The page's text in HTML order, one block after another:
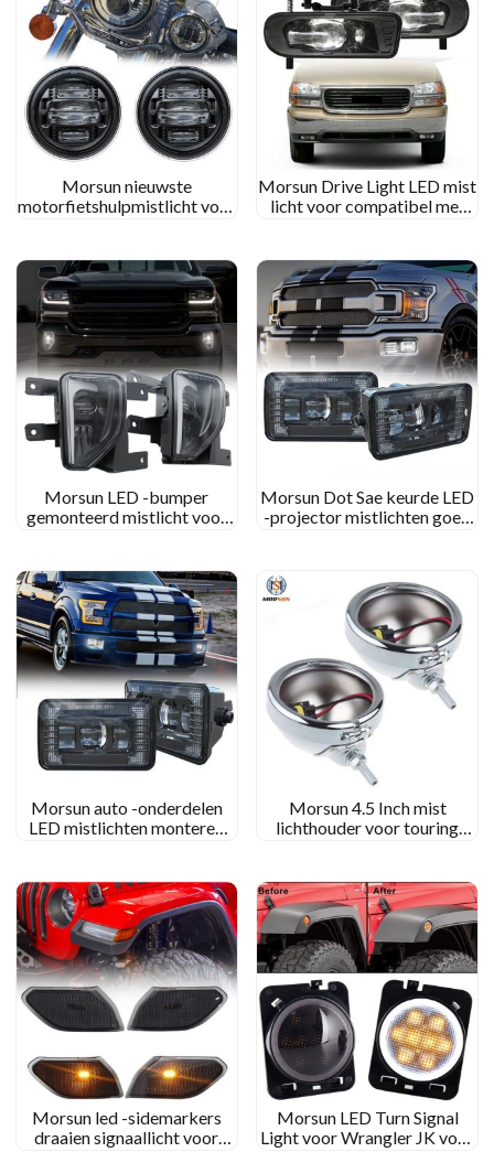
Morsun nieuwste
motorfietshulpmistlicht voor
Morsun Drive Light LED mist
licht voor compatibel met
-up truck
Morsun LED -bumper
gemonteerd mistlicht voor
Kitvervanging
Morsun Dot Sae keurde LED
-projector mistlichten goed
Morsun auto -onderdelen
LED mistlichten monteren
Morsun 4.5 Inch mist
lichthouder voor touring
Morsun led -sidemarkers
draaien signaallicht voor
Morsun LED Turn Signal
Light voor Wrangler JK voor